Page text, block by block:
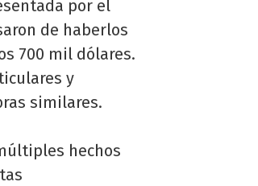
por el
de haberlos
700 mil dólares.
y
similares.
hechos